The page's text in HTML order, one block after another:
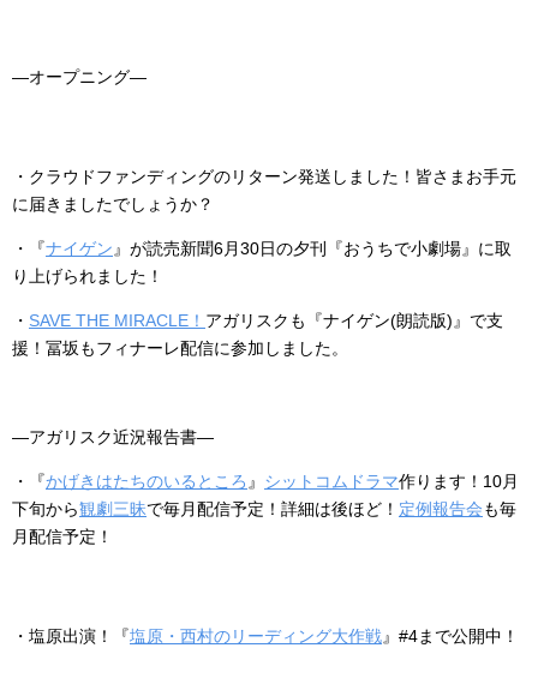
―オープニング―
・クラウドファンディングのリターン発送しました！皆さまお手元
に届きましたでしょうか？
・『ナイゲン 』が読売新聞6月30日の夕刊『おうちで小劇場』に取
り上げられました！
・ SAVE THE MIRACLE！ アガリスクも『ナイゲン(朗読版)』で支
援！冨坂もフィナーレ配信に参加しました。
―アガリスク近況報告書―
・『かげきはたちのいるところ 』 シットコムドラマ作ります！ 10月
下旬から観劇三昧で毎月配信予定！ 詳細は後ほど！ 定例報告会も毎
月配信予定！
・塩原出演！『塩原・西村のリーディング大作戦』#4まで公開中！